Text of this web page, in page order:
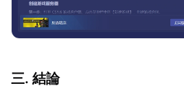
三. 結論